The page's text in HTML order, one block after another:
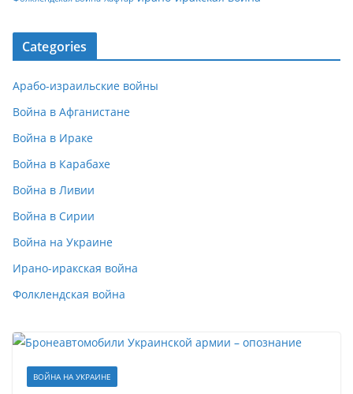
Categories
Арабо-израильские войны
Война в Афганистане
Война в Ираке
Война в Карабахе
Война в Ливии
Война в Сирии
Война на Украине
Ирано-иракская война
Фолклендская война
ВОЙНА НА УКРАИНЕ